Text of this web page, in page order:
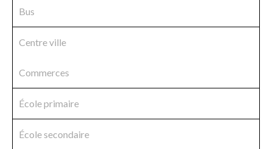
Bus
Centre ville
Commerces
École primaire
École secondaire